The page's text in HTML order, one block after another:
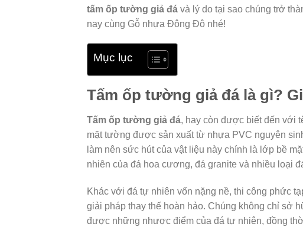
tấm ốp tường giả đá và lý do tại sao chúng trở
nay cùng Gỗ nhựa Đông Đô nhé!
Mục lục
Tấm ốp tường giả đá là gì?
Tấm ốp tường giả đá, hay còn được biết đến với
mặt tường được sản xuất từ nhựa PVC nguyên
làm nên sức hút của vật liệu này chính là lớp bề
nhiên của đá hoa cương, đá granite và nhiều loại
Khác với đá tự nhiên vốn nặng nề, thi công phức
giải pháp thay thế hoàn hảo. Chúng không chỉ sở
được những nhược điểm của đá tự nhiên, đồng